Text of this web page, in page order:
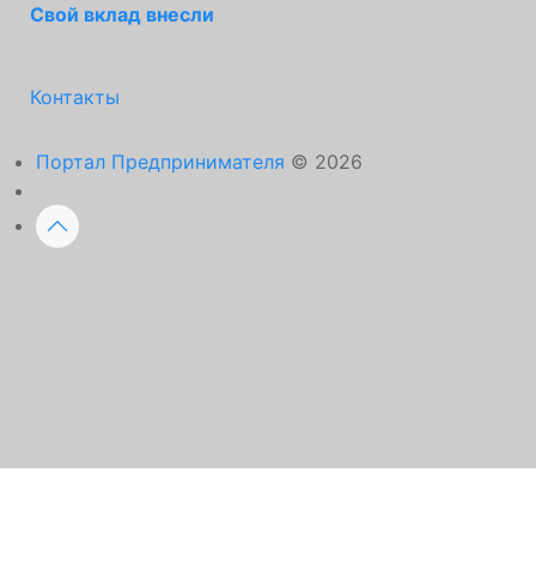
Свой вклад внесли
Контакты
Портал Предпринимателя © 2026